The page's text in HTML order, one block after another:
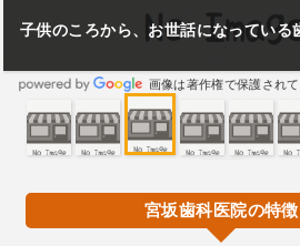
子供のころから、お世話になっている
画像は著作権で保護され
宮坂歯科医院の特徴